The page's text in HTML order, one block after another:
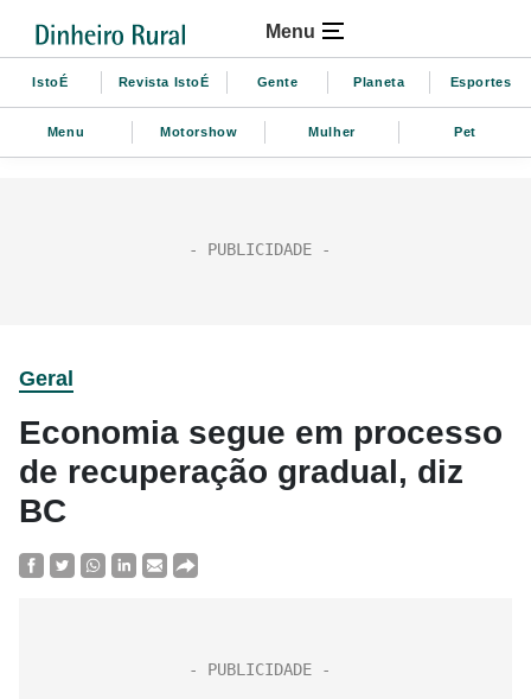
Menu
IstoÉ Revista IstoÉ Gente Planeta Esportes
Menu Motorshow Mulher Pet
Geral
Economia segue em processo
de recuperação gradual, diz
BC